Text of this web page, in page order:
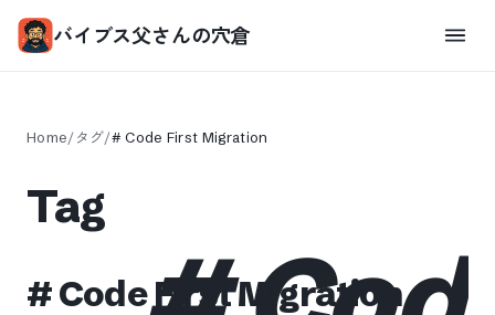
バイブス父さんの穴倉
Home/タグ/#Code First Migration
Tag
#Code First Migration